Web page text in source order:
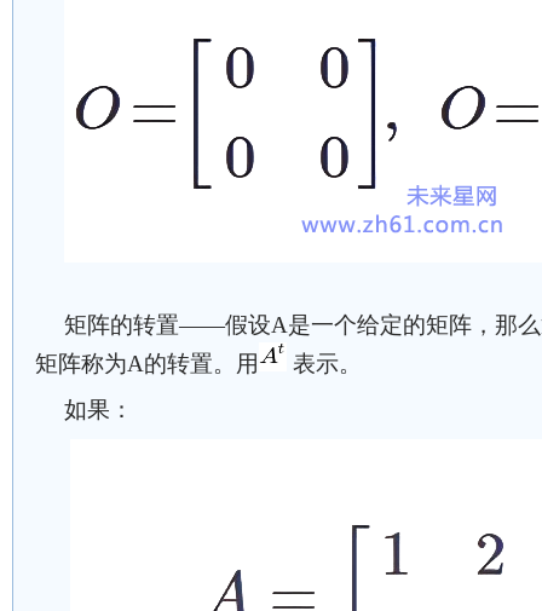
矩阵的转置——假设A是一个给定的矩阵，那
矩阵称为A的转置。用
表示。
如果：